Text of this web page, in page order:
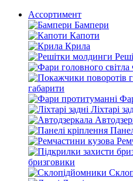
Ассортимент
Бампери
Капоти
Крила
габарити
Ліхтарі
бризговики